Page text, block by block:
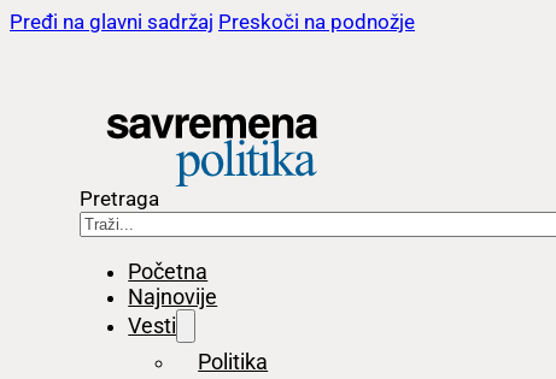
Pređi na glavni sadržaj Preskoči na podnožje
Pretraga
Početna
Najnovije
Vesti
Politika